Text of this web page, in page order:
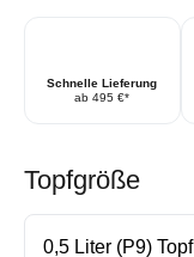
Schnelle Lieferung
ab 495 €*
Topfgröße